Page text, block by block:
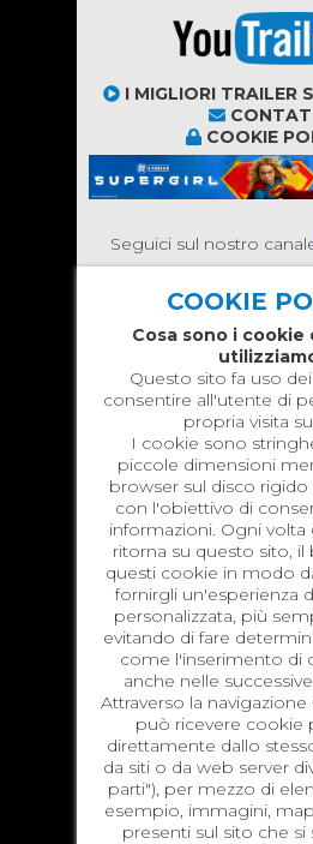
I MIGLIORI TRAILER
COOKIE
Seguici sul nostro
COOKIE
Cosa sono i cookie
Questo sito fa uso
consentire all'utente di
propria visita
I cookie sono
piccole dimensioni
browser sul disco
con l'obiettivo di
informazioni. Ogni
ritorna su questo sito, il
questi cookie in modo
fornirgli un'esperienza
personalizzata, più
evitando di fare
come l'inserimento di
anche nelle
Attraverso la
può ricevere cookie
direttamente dallo
da siti o da web server
parti"), per mezzo di
esempio, immagini,
presenti sul sito che si